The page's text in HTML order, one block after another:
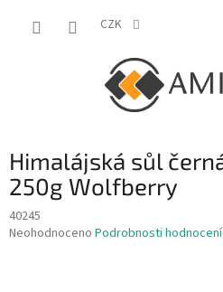
CZK
Himalájská sůl
250g Wolfberry
40245
Průměrné
Neohodnoceno Podrobnosti hodnocení